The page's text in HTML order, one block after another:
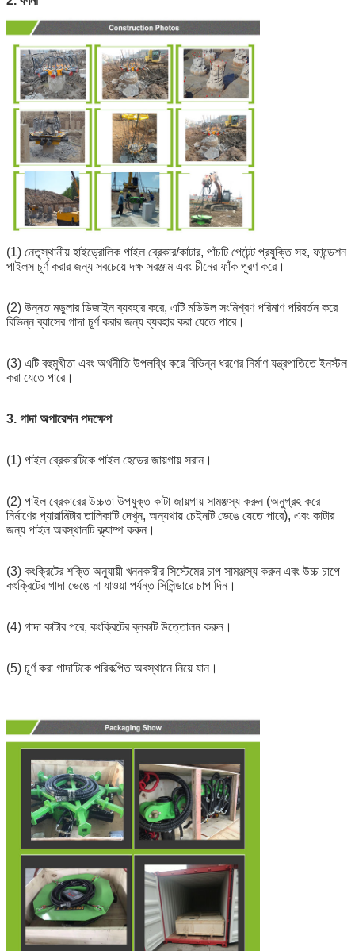
একটি বার্তা রেখে যান
আমরা শীঘ্রই আপনাকে আবার কল করব!
জমা দিন
10
মিমি
11
Φ760~Φ860
মিমি
≥20 টি 1500 কেজি
12
Φ860~Φ960
মিমি
≥20 টি 1600 কেজি
13
Φ960~Φ1050
মিমি
≥20 টি 1700 কেজি
(1) নেতৃস্থানীয় হাইড্রোলিক পাইল ব্রেকার/কাটার, পাঁচটি পেটেন্ট প্রযুক্তি সহ, ফান্ডেশন
পাইলস চূর্ণ করার জন্য সবচেয়ে দক্ষ সরঞ্জাম এবং চীনের ফাঁক পূরণ করে।
(2) উন্নত মডুলার ডিজাইন ব্যবহার করে, এটি মডিউল সংমিশ্রণ পরিমাণ পরিবর্তন করে
বিভিন্ন ব্যাসের গাদা চূর্ণ করার জন্য ব্যবহার করা যেতে পারে।
(3) এটি বহুমুখীতা এবং অর্থনীতি উপলব্ধি করে বিভিন্ন ধরণের নির্মাণ যন্ত্রপাতিতে ইনস্টল
করা যেতে পারে।
3. গাদা অপারেশন পদক্ষেপ
(1) পাইল ব্রেকারটিকে পাইল হেডের জায়গায় সরান।
(2) পাইল ব্রেকারের উচ্চতা উপযুক্ত কাটা জায়গায় সামঞ্জস্য করুন (অনুগ্রহ করে
নির্মাণের প্যারামিটার তালিকাটি দেখুন, অন্যথায় চেইনটি ভেঙে যেতে পারে), এবং কাটার
জন্য পাইল অবস্থানটি ক্ল্যাম্প করুন।
(3) কংক্রিটের শক্তি অনুযায়ী খননকারীর সিস্টেমের চাপ সামঞ্জস্য করুন এবং উচ্চ চাপে
কংক্রিটের গাদা ভেঙে না যাওয়া পর্যন্ত সিলিন্ডারে চাপ দিন।
(4) গাদা কাটার পরে, কংক্রিটের ব্লকটি উত্তোলন করুন।
(5) চূর্ণ করা গাদাটিকে পরিকল্পিত অবস্থানে নিয়ে যান।